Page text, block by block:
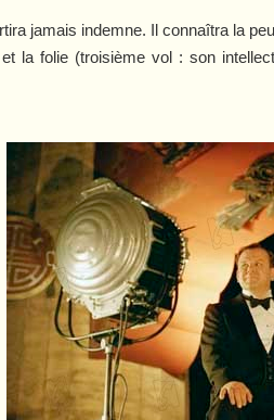
jamais indemne. Il connaîtra la
la folie (troisième vol : son